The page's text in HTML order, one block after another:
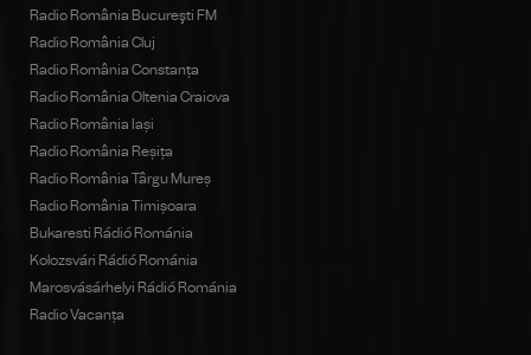
Radio România Bucureşti FM
Radio România Cluj
Radio România Constanța
Radio România Oltenia Craiova
Radio România Iași
Radio România Reșița
Radio România Târgu Mureș
Radio România Timișoara
Bukaresti Rádió Románia
Kolozsvári Rádió Románia
Marosvásárhelyi Rádió Románia
Radio Vacanța